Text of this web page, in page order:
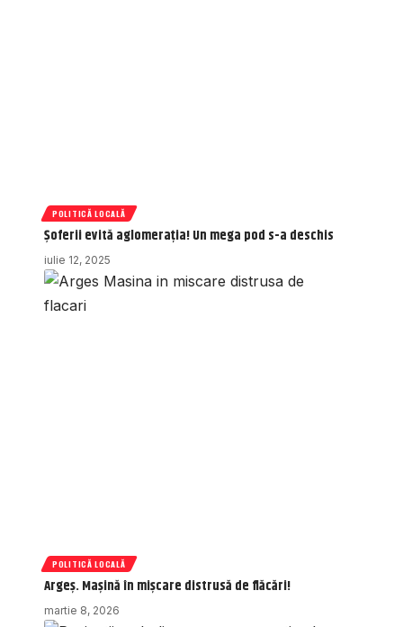
POLITICĂ LOCALĂ
Șoferii evită aglomerația! Un mega pod s-a deschis
iulie 12, 2025
POLITICĂ LOCALĂ
Argeș. Mașină în mișcare distrusă de flăcări!
martie 8, 2026